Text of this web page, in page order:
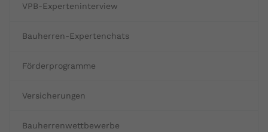
VPB-Experteninterview
Bauherren-Expertenchats
Förderprogramme
Versicherungen
Bauherrenwettbewerbe